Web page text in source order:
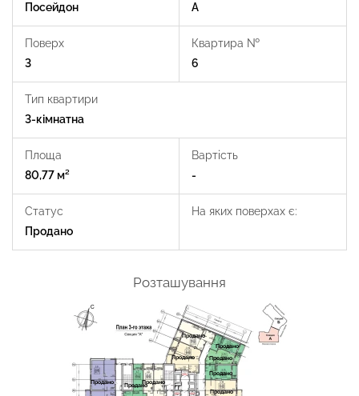
Посейдон
А
Поверх
3
Квартира №
6
Тип квартири
3-кімнатна
Площа
80,77 м²
Вартість
-
Статус
Продано
На яких поверхах є:
Розташування
Продано
ПроданоПродано
Продано
Продано
Продано
Продано
Продано
Продано